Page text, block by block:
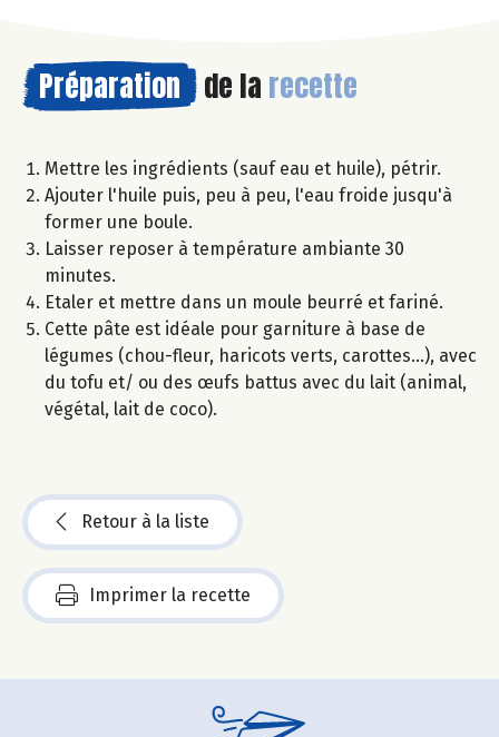
Préparation de la recette
Mettre les ingrédients (sauf eau et huile), pétrir.
Ajouter l'huile puis, peu à peu, l'eau froide jusqu'à
former une boule.
Laisser reposer à température ambiante 30
minutes.
Etaler et mettre dans un moule beurré et fariné.
Cette pâte est idéale pour garniture à base de
légumes (chou-fleur, haricots verts, carottes...), avec
du tofu et/ ou des œufs battus avec du lait (animal,
végétal, lait de coco).
Retour à la liste
Imprimer la recette